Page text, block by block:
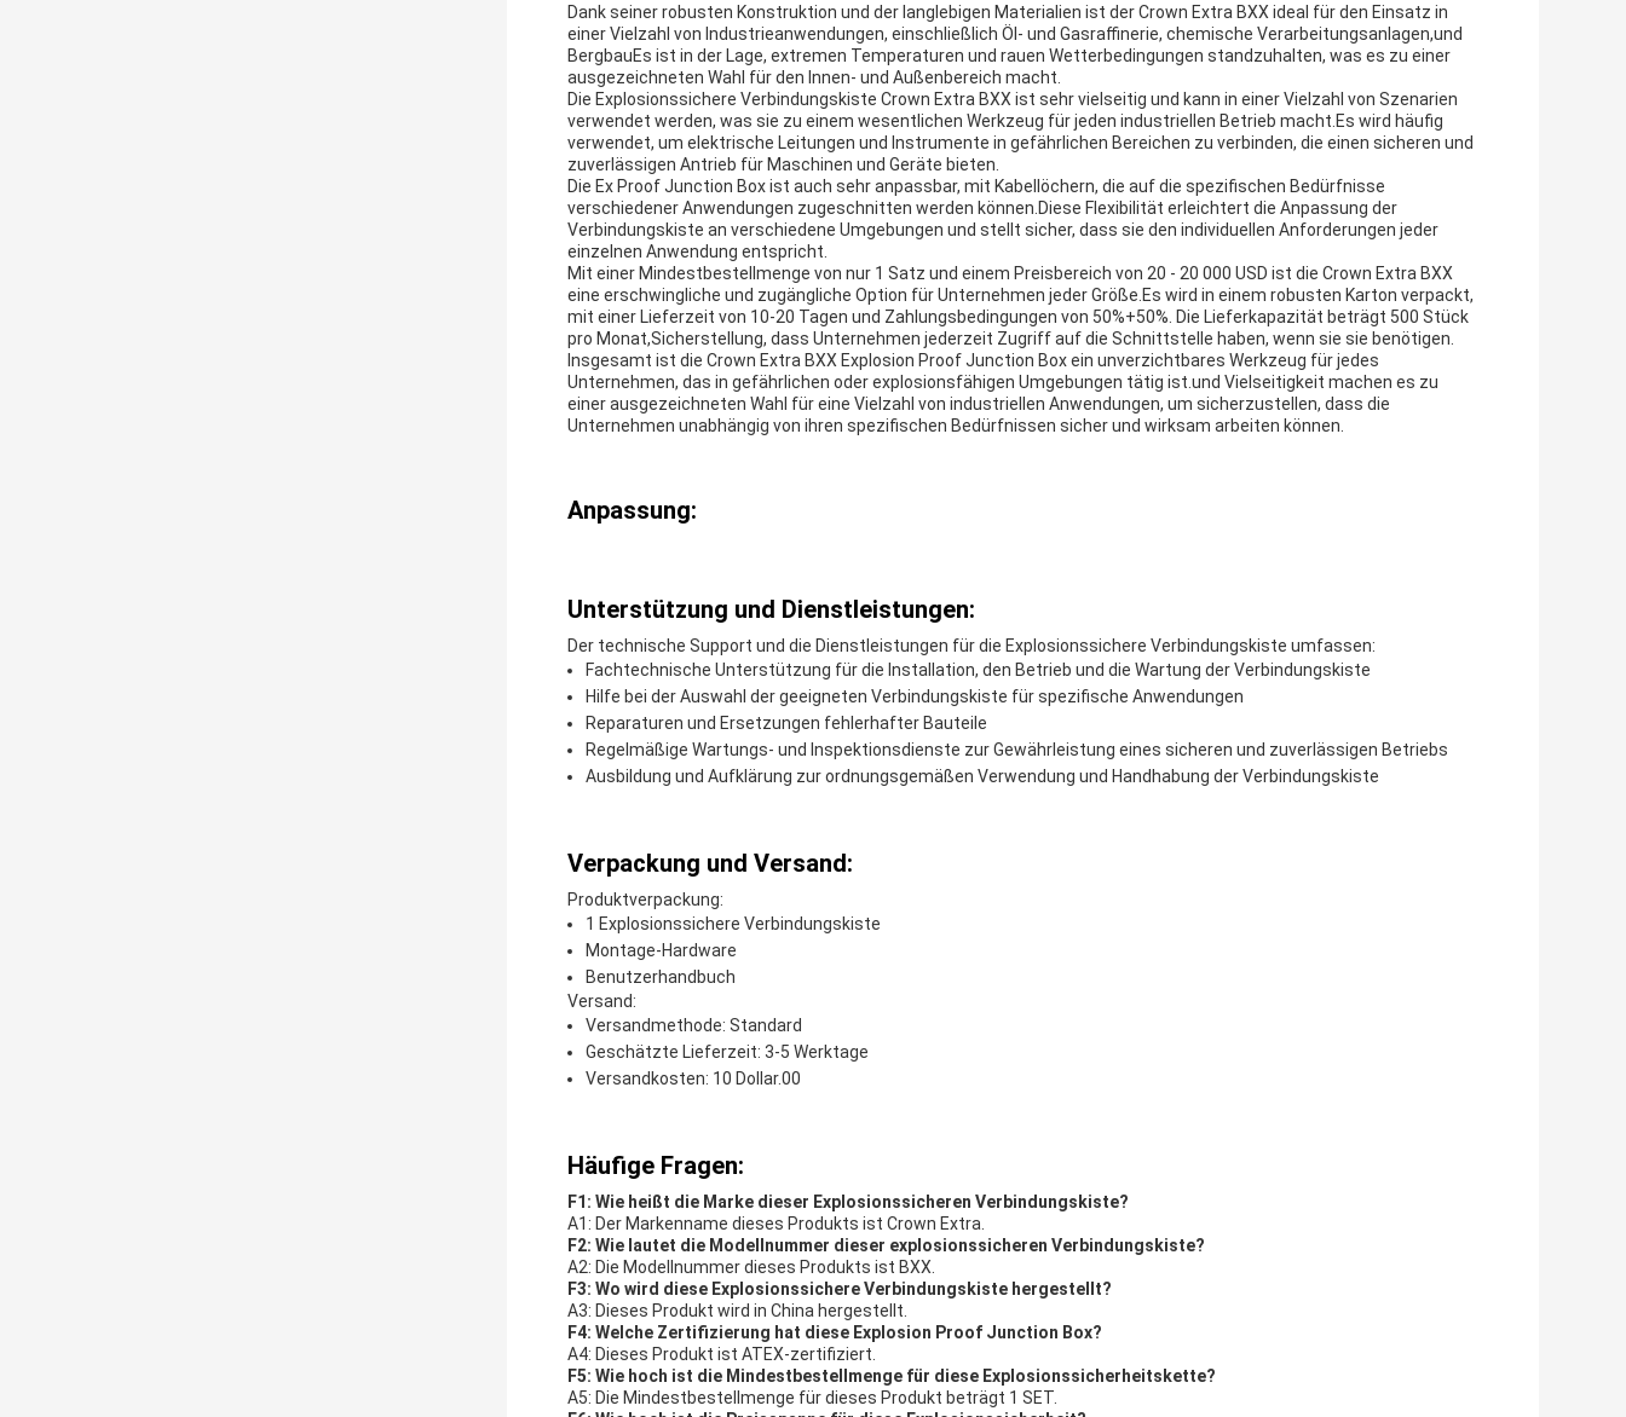
Dank seiner robusten Konstruktion und der langlebigen Materialien ist der Crown Extra BXX ideal für den Einsatz in
einer Vielzahl von Industrieanwendungen, einschließlich Öl- und Gasraffinerie, chemische Verarbeitungsanlagen,und
BergbauEs ist in der Lage, extremen Temperaturen und rauen Wetterbedingungen standzuhalten, was es zu einer
ausgezeichneten Wahl für den Innen- und Außenbereich macht.
Die Explosionssichere Verbindungskiste Crown Extra BXX ist sehr vielseitig und kann in einer Vielzahl von Szenarien
verwendet werden, was sie zu einem wesentlichen Werkzeug für jeden industriellen Betrieb macht.Es wird häufig
verwendet, um elektrische Leitungen und Instrumente in gefährlichen Bereichen zu verbinden, die einen sicheren und
zuverlässigen Antrieb für Maschinen und Geräte bieten.
Die Ex Proof Junction Box ist auch sehr anpassbar, mit Kabellöchern, die auf die spezifischen Bedürfnisse
verschiedener Anwendungen zugeschnitten werden können.Diese Flexibilität erleichtert die Anpassung der
Verbindungskiste an verschiedene Umgebungen und stellt sicher, dass sie den individuellen Anforderungen jeder
einzelnen Anwendung entspricht.
Mit einer Mindestbestellmenge von nur 1 Satz und einem Preisbereich von 20 - 20 000 USD ist die Crown Extra BXX
eine erschwingliche und zugängliche Option für Unternehmen jeder Größe.Es wird in einem robusten Karton verpackt,
mit einer Lieferzeit von 10-20 Tagen und Zahlungsbedingungen von 50%+50%. Die Lieferkapazität beträgt 500 Stück
pro Monat,Sicherstellung, dass Unternehmen jederzeit Zugriff auf die Schnittstelle haben, wenn sie sie benötigen.
Insgesamt ist die Crown Extra BXX Explosion Proof Junction Box ein unverzichtbares Werkzeug für jedes
Unternehmen, das in gefährlichen oder explosionsfähigen Umgebungen tätig ist.und Vielseitigkeit machen es zu
einer ausgezeichneten Wahl für eine Vielzahl von industriellen Anwendungen, um sicherzustellen, dass die
Unternehmen unabhängig von ihren spezifischen Bedürfnissen sicher und wirksam arbeiten können.
Anpassung:
Unterstützung und Dienstleistungen:
Der technische Support und die Dienstleistungen für die Explosionssichere Verbindungskiste umfassen:
Fachtechnische Unterstützung für die Installation, den Betrieb und die Wartung der Verbindungskiste
Hilfe bei der Auswahl der geeigneten Verbindungskiste für spezifische Anwendungen
Reparaturen und Ersetzungen fehlerhafter Bauteile
Regelmäßige Wartungs- und Inspektionsdienste zur Gewährleistung eines sicheren und zuverlässigen Betriebs
Ausbildung und Aufklärung zur ordnungsgemäßen Verwendung und Handhabung der Verbindungskiste
Verpackung und Versand:
Produktverpackung:
1 Explosionssichere Verbindungskiste
Montage-Hardware
Benutzerhandbuch
Versand:
Versandmethode: Standard
Geschätzte Lieferzeit: 3-5 Werktage
Versandkosten: 10 Dollar.00
Häufige Fragen:
F1: Wie heißt die Marke dieser Explosionssicheren Verbindungskiste?
A1: Der Markenname dieses Produkts ist Crown Extra.
F2: Wie lautet die Modellnummer dieser explosionssicheren Verbindungskiste?
A2: Die Modellnummer dieses Produkts ist BXX.
F3: Wo wird diese Explosionssichere Verbindungskiste hergestellt?
A3: Dieses Produkt wird in China hergestellt.
F4: Welche Zertifizierung hat diese Explosion Proof Junction Box?
A4: Dieses Produkt ist ATEX-zertifiziert.
F5: Wie hoch ist die Mindestbestellmenge für diese Explosionssicherheitskette?
A5: Die Mindestbestellmenge für dieses Produkt beträgt 1 SET.